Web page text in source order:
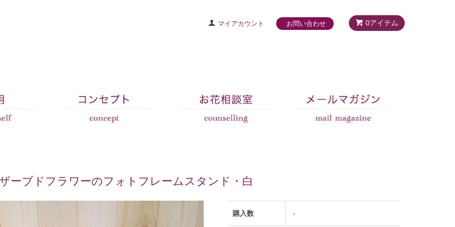
0アイテム
マイアカウント お問い合わせ
ーブドフラワーのフォトフレームスタンド・白
購入数 -